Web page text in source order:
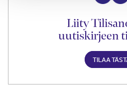
Liity
uutiskirjeen
TILAA